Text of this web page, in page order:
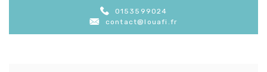
0153599024
contact@louafi.fr